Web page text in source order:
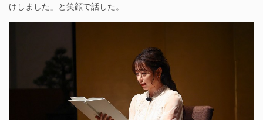
けしました」と笑顔で話した。